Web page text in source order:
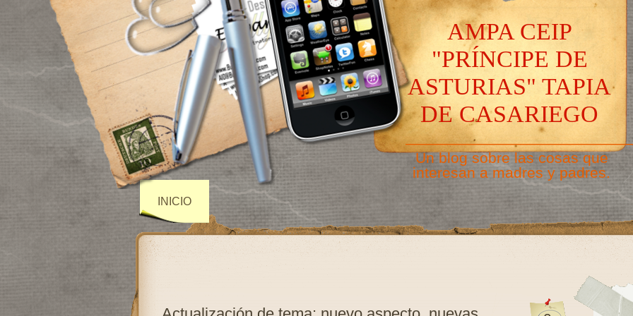
AMPA CEIP
"PRÍNCIPE DE
ASTURIAS" TAPIA
DE CASARIEGO
Un blog sobre las cosas que
interesan a madres y padres.
INICIO